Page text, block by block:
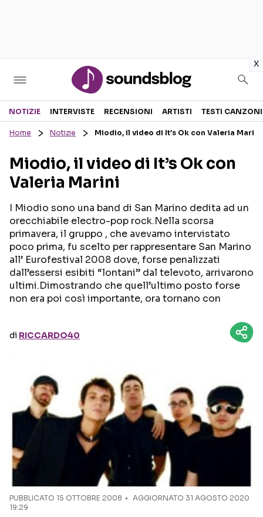
x
Sezioni
RECENSIONI MUSICALI
INTERVISTE
GOSSIP E CURIOSITÀ
TESTI CANZONI
TALENT SHOW
Seguici sui social
NOTIZIE INTERVISTE RECENSIONI ARTISTI TESTI CANZONI
Home Notizie Miodio, il video di It’s Ok con Valeria Marini
Miodio, il video di It’s Ok con
Valeria Marini
I Miodio sono una band di San Marino dedita ad un
orecchiabile electro-pop rock.Nella scorsa
primavera, il gruppo , che avevamo intervistato
poco prima, fu scelto per rappresentare San Marino
all’ Eurofestival 2008 dove, forse penalizzati
dall’essersi esibiti “lontani” dal televoto, arrivarono
ultimi.Dimostrando che quell’ultimo posto forse
non era poi così importante, ora tornano con
di RICCARDO40
PUBBLICATO 15 OTTOBRE 2008
AGGIORNATO 31 AGOSTO 2020
19:29